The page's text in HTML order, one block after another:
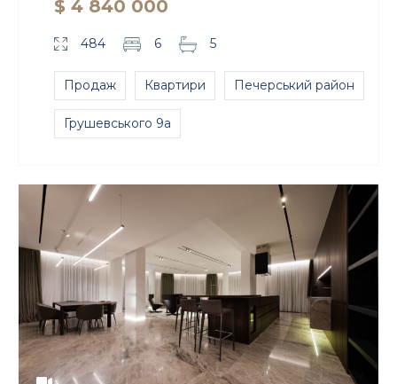
$ 4 840 000
484 6 5
Продаж Квартири Печерський район
Грушевського 9а